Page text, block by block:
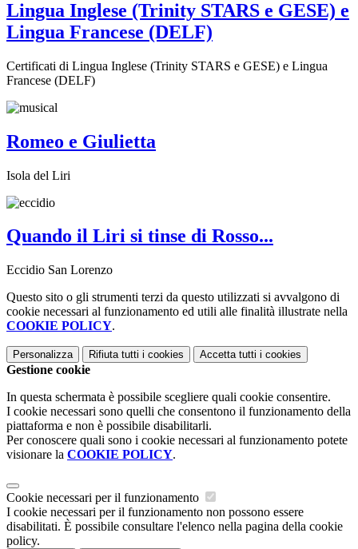
Lingua Inglese (Trinity STARS e GESE) e
Lingua Francese (DELF)
Certificati di Lingua Inglese (Trinity STARS e GESE) e Lingua
Francese (DELF)
Romeo e Giulietta
Isola del Liri
Quando il Liri si tinse di Rosso...
Eccidio San Lorenzo
Questo sito o gli strumenti terzi da questo utilizzati si avvalgono di
cookie necessari al funzionamento ed utili alle finalità illustrate nella
COOKIE POLICY.
Personalizza Rifiuta tutti i cookies Accetta tutti i cookies
Gestione cookie
In questa schermata è possibile scegliere quali cookie consentire.
I cookie necessari sono quelli che consentono il funzionamento della
piattaforma e non è possibile disabilitarli.
Per conoscere quali sono i cookie necessari al funzionamento potete
visionare la COOKIE POLICY.
Cookie necessari per il funzionamento
I cookie necessari per il funzionamento non possono essere
disabilitati. È possibile consultare l'elenco nella pagina della cookie
policy.